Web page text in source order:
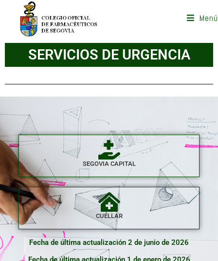
Menú
SERVICIOS DE URGENCIA
SEGOVIA CAPITAL
CUÉLLAR
Fecha de última actualización 2 de junio de 2026